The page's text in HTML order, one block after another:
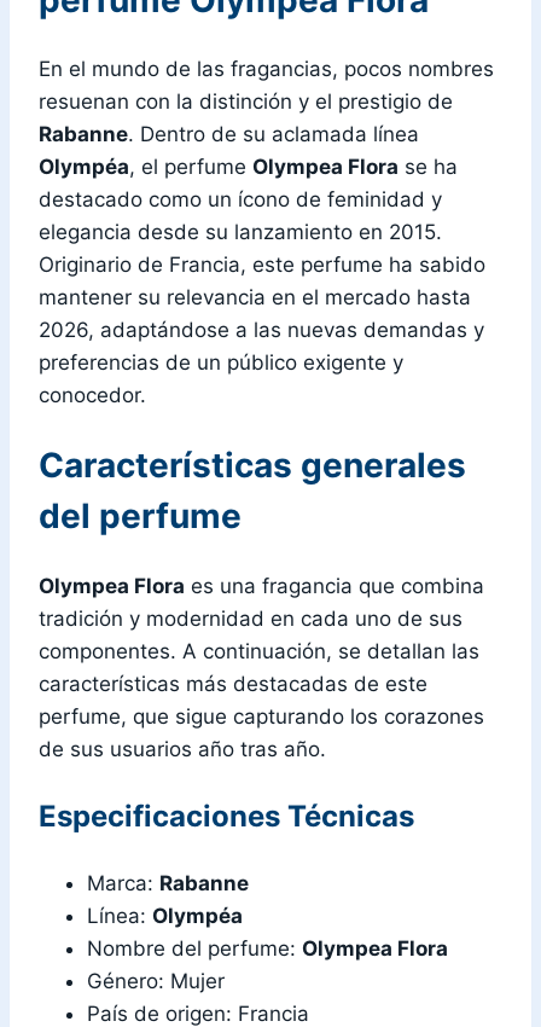
En el mundo de las fragancias, pocos nombres
resuenan con la distinción y el prestigio de
Rabanne. Dentro de su aclamada línea
Olympéa, el perfume Olympea Flora se ha
destacado como un ícono de feminidad y
elegancia desde su lanzamiento en 2015.
Originario de Francia, este perfume ha sabido
mantener su relevancia en el mercado hasta
2026, adaptándose a las nuevas demandas y
preferencias de un público exigente y
conocedor.
Características generales
del perfume
Olympea Flora es una fragancia que combina
tradición y modernidad en cada uno de sus
componentes. A continuación, se detallan las
características más destacadas de este
perfume, que sigue capturando los corazones
de sus usuarios año tras año.
Especificaciones Técnicas
Marca: Rabanne
Línea: Olympéa
Nombre del perfume: Olympea Flora
Género: Mujer
País de origen: Francia